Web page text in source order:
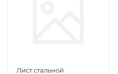
Лист стальной